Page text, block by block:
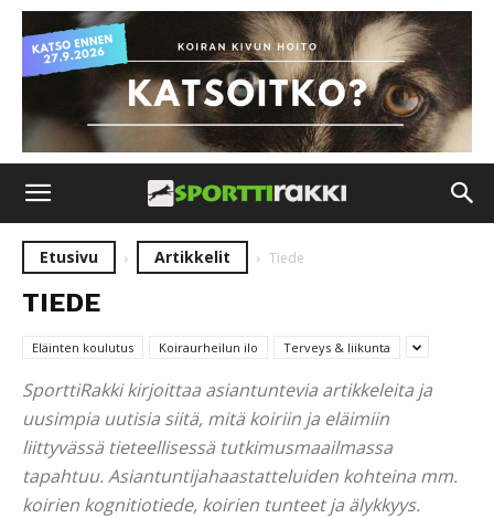
Etusivu Artikkelit Tiede
TIEDE
Eläinten koulutus Koiraurheilun ilo Terveys & liikunta
SporttiRakki kirjoittaa asiantuntevia artikkeleita ja
uusimpia uutisia siitä, mitä koiriin ja eläimiin
liittyvässä tieteellisessä tutkimusmaailmassa
tapahtuu. Asiantuntijahaastatteluiden kohteina mm.
koirien kognitiotiede, koirien tunteet ja älykkyys.